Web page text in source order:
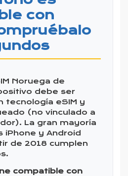
con
Noruega de
debe ser
tecnología eSIM y
(no vinculado a
La gran mayoría
iPhone y Android
de 2018 cumplen
compatible con